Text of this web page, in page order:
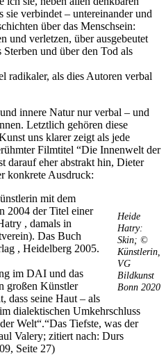
verbindet – untereinander und
über das Menschsein:
und verletzen, über ausgebeutet
und über den Tod als
radikaler, als dies Autoren verbal
innere Natur nur verbal – und
Letztlich gehören diese
uns klarer zeigt als jede
Filmtitel “Die Innenwelt der
darauf eher abstrakt hin, Dieter
konkrete Ausdruck:
Heide
Hatry:
Skin; ©
Künstlerin,
VG
Bildkunst
Bonn 2020
mit dem
2004 der Titel einer
, damals in
Das Buch
, Heidelberg 2005.
im DAI und das
großen Künstler
dass seine Haut – als
dialektischen Umkehrschluss
Welt“.“Das Tiefste, was der
Valery; zitiert nach: Durs
Seite 27)